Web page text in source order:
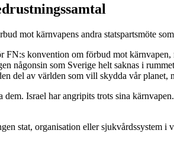
mot kärnvapens andra statspartsmöte
FN:s konvention om förbud mot
någonsin som Sverige helt saknas i
del av världen som vill skydda vår planet,
Israel har angripits trots sina
stat, organisation eller sjukvårdssystem i